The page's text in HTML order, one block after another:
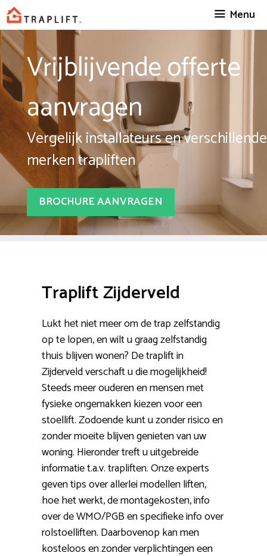
Spring
naar
inhoud
Menu
Vrijblijvende offerte
aanvragen
Vergelijk installateurs en verschillende
merken trapliften
BROCHURE AANVRAGEN
Traplift Zijderveld
Lukt het niet meer om de trap zelfstandig
op te lopen, en wilt u graag zelfstandig
thuis blijven wonen? De traplift in
Zijderveld verschaft u die mogelijkheid!
Steeds meer ouderen en mensen met
fysieke ongemakken kiezen voor een
stoellift. Zodoende kunt u zonder risico en
zonder moeite blijven genieten van uw
woning. Hieronder treft u uitgebreide
informatie t.a.v. trapliften. Onze experts
geven tips over allerlei modellen liften,
hoe het werkt, de montagekosten, info
over de WMO/PGB en specifieke info over
rolstoelliften. Daarbovenop kan men
kosteloos en zonder verplichtingen een